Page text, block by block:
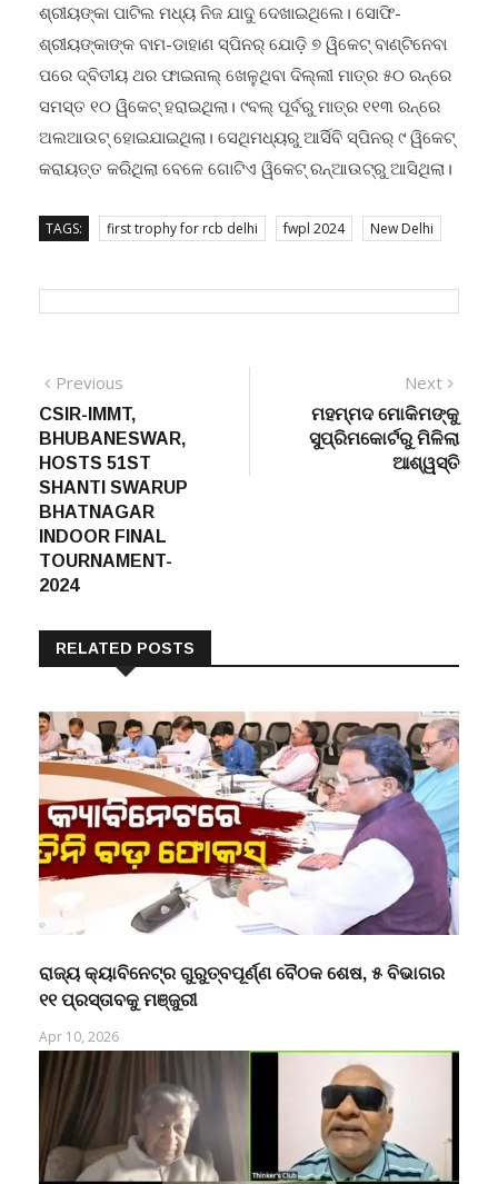
ଶ୍ରୀୟଙ୍କା ପାଟିଲ ମଧ୍ୟ ନିଜ ଯାଦୁ ଦେଖାଇଥିଲେ। ସୋଫି-
ଶ୍ରୀୟଙ୍କାଙ୍କ ବାମ-ଡାହାଣ ସ୍ପିନର୍ ଯୋଡ଼ି ୭ ୱିକେଟ୍ ବାଣ୍ଟିନେବା
ପରେ ଦ୍ବିତୀୟ ଥର ଫାଇନାଲ୍ ଖେଳୁଥିବା ଦିଲ୍ଲୀ ମାତ୍ର ୫୦ ରନ୍ରେ
ସମସ୍ତ ୧୦ ୱିକେଟ୍ ହରାଇଥିଲା। ୯ବଲ୍ ପୂର୍ବରୁ ମାତ୍ର ୧୧୩ ରନ୍ରେ
ଅଲଆଉଟ୍ ହୋଇଯାଇଥିଲା। ସେଥିମଧ୍ୟରୁ ଆର୍ସିବି ସ୍ପିନର୍ ୯ ୱିକେଟ୍
କରାୟତ୍ତ କରିଥିଲା ବେଳେ ଗୋଟିଏ ୱିକେଟ୍ ରନ୍ଆଉଟ୍ରୁ ଆସିଥିଲା।
TAGS: first trophy for rcb delhi fwpl 2024 New Delhi
Post
navigation
Previous
post:
CSIR-IMMT,
BHUBANESWAR,
HOSTS 51ST
SHANTI SWARUP
BHATNAGAR
INDOOR FINAL
TOURNAMENT-
2024
Next
post:
ମହମ୍ମଦ ମୋକିମଙ୍କୁ
ସୁପ୍ରିମକୋର୍ଟରୁ ମିଳିଲା
ଆଶ୍ୱସ୍ତି
RELATED POSTS
ରାଜ୍ୟ କ୍ୟାବିନେଟ୍‌ର ଗୁରୁତ୍ବପୂର୍ଣ୍ଣ ବୈଠକ ଶେଷ, ୫ ବିଭାଗର
୧୧ ପ୍ରସ୍ତାବକୁ ମଞ୍ଜୁରୀ
Apr 10, 2026